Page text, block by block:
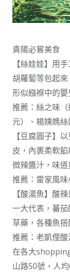
貴陽必嘗美食
【絲娃娃】用
胡蘿蔔等包起
形似繈褓中的
推薦：絲之味
元）、楊姨媽絲
【豆腐圓子】
皮，內裹柔軟
微辣醬汁，味道
推薦：雷家風味
【酸湯魚】酸
一大代表，蕃
草藥，各種魚
推薦：老凱俚
在各大
山路50號，人均